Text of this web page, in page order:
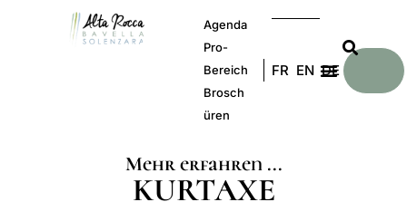
Agenda
Pro-
Bereich
Brosch
üren
FR EN DE
Mehr erfahren ...
KURTAXE